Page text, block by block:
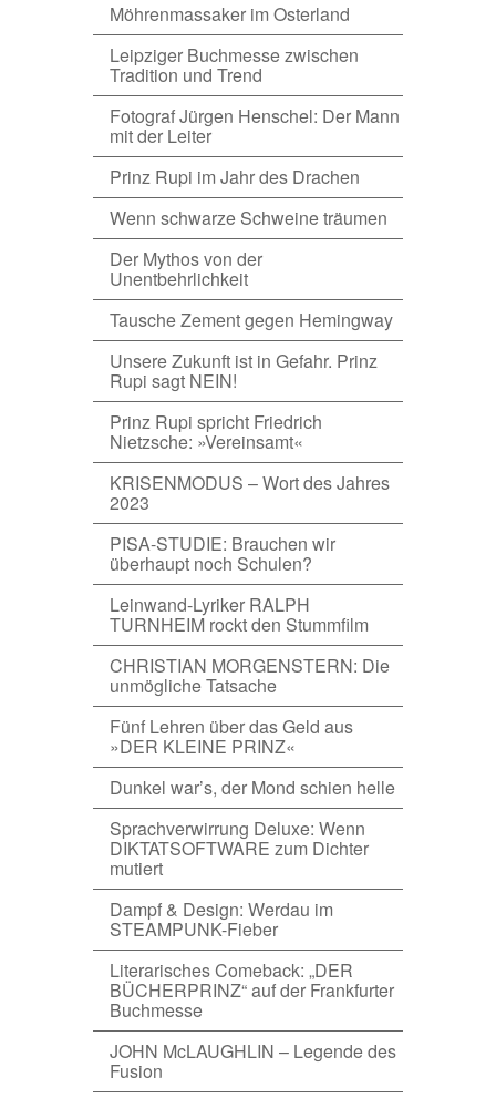
Möhrenmassaker im Osterland
Leipziger Buchmesse zwischen
Tradition und Trend
Fotograf Jürgen Henschel: Der Mann
mit der Leiter
Prinz Rupi im Jahr des Drachen
Wenn schwarze Schweine träumen
Der Mythos von der
Unentbehrlichkeit
Tausche Zement gegen Hemingway
Unsere Zukunft ist in Gefahr. Prinz
Rupi sagt NEIN!
Prinz Rupi spricht Friedrich
Nietzsche: »Vereinsamt«
KRISENMODUS – Wort des Jahres
2023
PISA-STUDIE: Brauchen wir
überhaupt noch Schulen?
Leinwand-Lyriker RALPH
TURNHEIM rockt den Stummfilm
CHRISTIAN MORGENSTERN: Die
unmögliche Tatsache
Fünf Lehren über das Geld aus
»DER KLEINE PRINZ«
Dunkel war’s, der Mond schien helle
Sprachverwirrung Deluxe: Wenn
DIKTATSOFTWARE zum Dichter
mutiert
Dampf & Design: Werdau im
STEAMPUNK-Fieber
Literarisches Comeback: „DER
BÜCHERPRINZ“ auf der Frankfurter
Buchmesse
JOHN McLAUGHLIN – Legende des
Fusion